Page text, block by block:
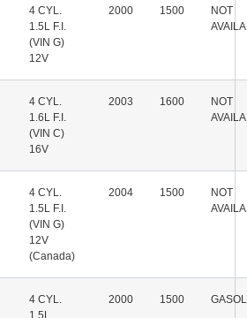
4 CYL.
1.5L F.I.
(VIN G)
12V
2000 1500
NOT
4 CYL.
1.6L F.I.
(VIN C)
16V
2003 1600
NOT
4 CYL.
1.5L F.I.
(VIN G)
12V
(Canada)
2004 1500
NOT
4 CYL.
1.5L
2000 1500